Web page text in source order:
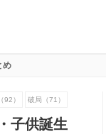
め
92） 破局（71）
子供誕生